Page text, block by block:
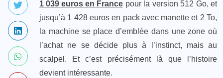
1 039 euros en France pour la version 512 Go, et
jusqu’à 1 428 euros en pack avec manette et 2 To,
la machine se place d’emblée dans une zone où
l’achat ne se décide plus à l’instinct, mais au
scalpel. Et c’est précisément là que l’histoire
devient intéressante.